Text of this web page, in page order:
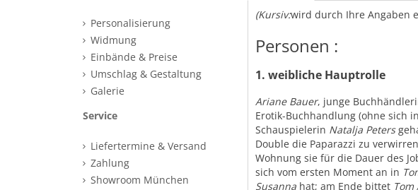
Personalisierung
Widmung
Einbände & Preise
Umschlag & Gestaltung
Galerie
Service
Liefertermine & Versand
Zahlung
Showroom München
(Kursiv:wird durch Ihre Angaben
Personen :
1. weibliche Hauptrolle
Ariane Bauer, junge
Erotik-Buchhandlung (ohne sich
Schauspielerin Natalja Peters
Double die Paparazzi zu
Wohnung sie für die Dauer des
sich vom ersten Moment an in
Susannahat; am Ende bittet Tom